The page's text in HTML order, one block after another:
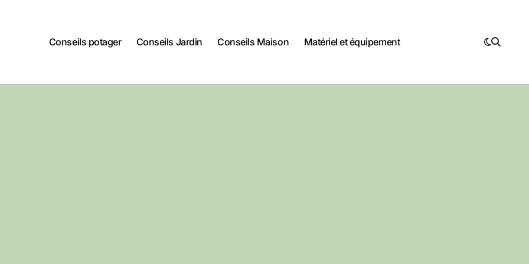
Conseils potager
Conseils Jardin Conseils Maison Matériel et équipement